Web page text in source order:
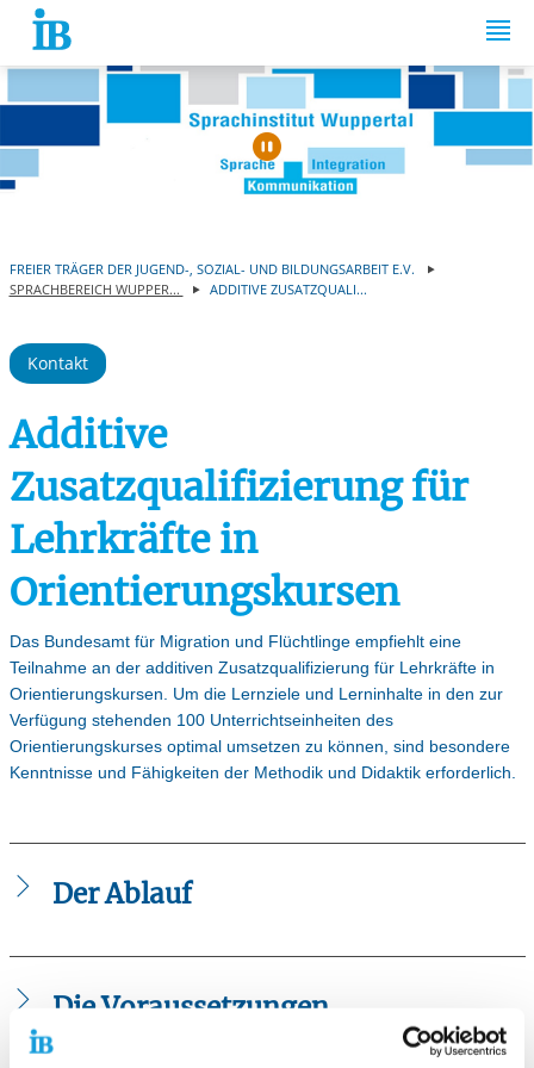
Springe zum Inhalt
Automatische
FREIER TRÄGER DER JUGEND-, SOZIAL- UND BILDUNGSARBEIT E.V.
SPRACHBEREICH WUPPER...
ADDITIVE ZUSATZQUALI...
Kontakt
Additive
Zusatzqualifizierung für
Lehrkräfte in
Orientierungskursen
Das Bundesamt für Migration und Flüchtlinge empfiehlt eine
Teilnahme an der additiven Zusatzqualifizierung für Lehrkräfte in
Orientierungskursen. Um die Lernziele und Lerninhalte in den zur
Verfügung stehenden 100 Unterrichtseinheiten des
Orientierungskurses optimal umsetzen zu können, sind besondere
Kenntnisse und Fähigkeiten der Methodik und Didaktik erforderlich.
Der Ablauf
Die additive Zusatzqualifizierung für Lehrkräfte in
Unterrichtseinheiten.
Die Voraussetzungen
Teilnahmeberechtigt sind Lehrkräfte mit einer vom BAMF